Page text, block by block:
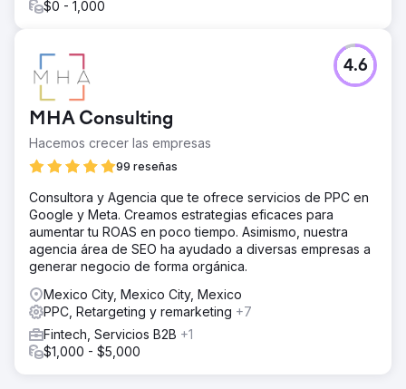
$0 - 1,000
MHA Consulting
Hacemos crecer las empresas
99 reseñas
4.6
Consultora y Agencia que te ofrece servicios de PPC en
Google y Meta. Creamos estrategias eficaces para
aumentar tu ROAS en poco tiempo. Asimismo, nuestra
agencia área de SEO ha ayudado a diversas empresas a
generar negocio de forma orgánica.
Mexico City, Mexico City, Mexico
PPC, Retargeting y remarketing +7
Fintech, Servicios B2B +1
$1,000 - $5,000